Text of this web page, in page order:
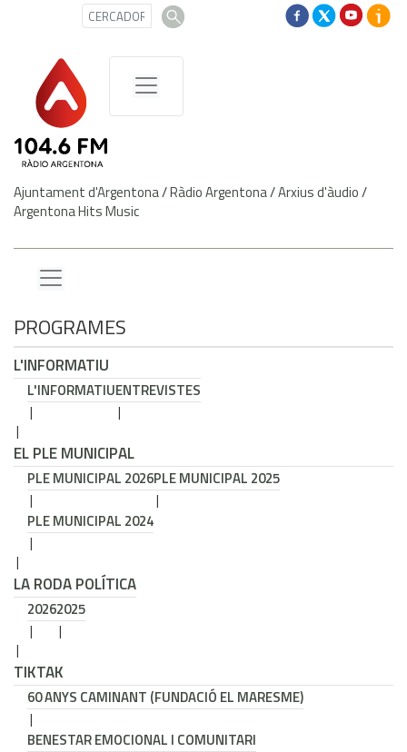
Ajuntament d'Argentona/Ràdio Argentona/Arxius d'àudio/
Argentona Hits Music
PROGRAMES
L'INFORMATIU
L'INFORMATIUENTREVISTES
EL PLE MUNICIPAL
PLE MUNICIPAL 2026PLE MUNICIPAL 2025
PLE MUNICIPAL 2024
LA RODA POLÍTICA
20262025
TIKTAK
60 ANYS CAMINANT (FUNDACIÓ EL MARESME)
BENESTAR EMOCIONAL I COMUNITARI